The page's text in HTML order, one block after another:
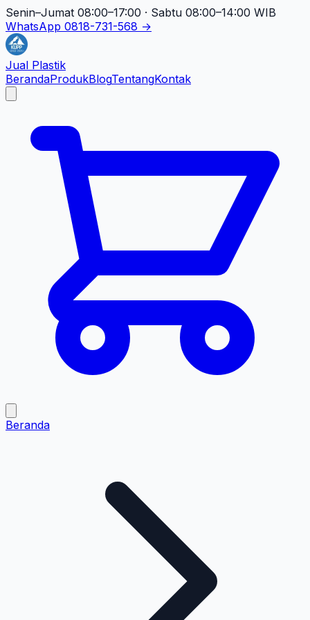
Senin–Jumat 08:00–17:00 · Sabtu 08:00–14:00 WIB
WhatsApp 0818-731-568 →
Jual Plastik
BerandaProdukBlogTentangKontak
Beranda